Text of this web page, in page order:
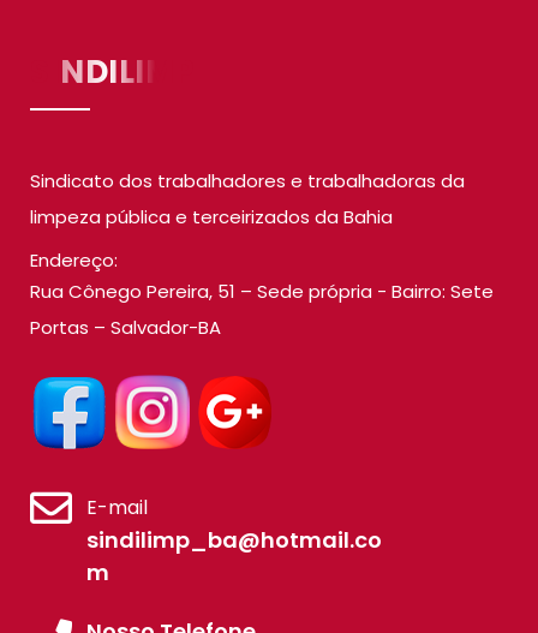
SINDILIMP
Sindicato dos trabalhadores e trabalhadoras da
limpeza pública e terceirizados da Bahia
Endereço:
Rua Cônego Pereira, 51 – Sede própria - Bairro: Sete
Portas – Salvador-BA
E-mail
sindilimp_ba@hotmail.co
m